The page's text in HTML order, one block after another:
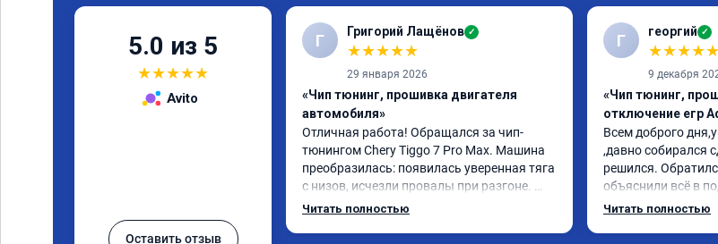
5.0 из 5
★★★★★
Avito
Оставить отзыв
Г Григорий Лащёнов ✓
★★★★★
29 января 2026
«Чип тюнинг, прошивка двигателя
автомобиля»
Отличная работа! Обращался за чип-
тюнингом Chery Tiggo 7 Pro Max. Машина
преобразилась: появилась уверенная тяга
с низов, исчезли провалы при разгоне.
Расход в спокойном режиме даже немного
Читать полностью
Г георгий ✓
★★★★★
9 декабря
«Чип тюнинг,
отключение егр
Всем доброго
,давно собирался
решился.
объяснили всё в
сумму записали.
Читать полностью